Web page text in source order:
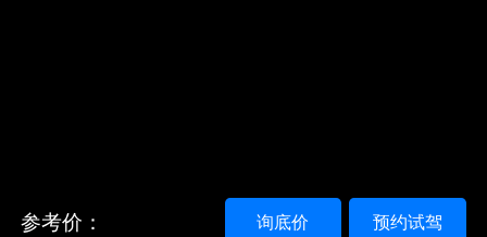
参考价： 预约试驾
询底价